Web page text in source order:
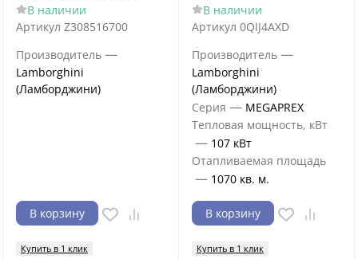
В наличии
Артикул Z308516700
Производитель —
Lamborghini
(Ламборджини)
В корзину
Купить в 1 клик
В наличии
Артикул 0QIJ4AXD
Производитель —
Lamborghini
(Ламборджини)
Серия — MEGAPREX
Тепловая мощность, кВт
— 107 кВт
Отапливаемая площадь
— 1070 кв. м.
В корзину
Купить в 1 клик